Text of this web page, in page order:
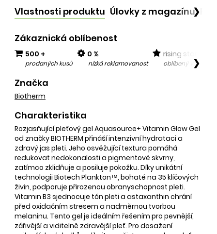
Vlastnosti produktu Úlovky z magazínu❯
Zákaznická oblíbenost
500 +
prodaných kusů
0 %
nízká reklamovanost
rising star
oblíbený v❯
Značka
Biotherm
Charakteristika
Rozjasňující pleťový gel Aquasource+ Vitamin Glow Gel
od značky BIOTHERM přináší intenzivní hydrataci a
zdravý jas pleti. Jeho osvěžující textura pomáhá
redukovat nedokonalosti a pigmentové skvrny,
zatímco zklidňuje a posiluje pokožku. Díky unikátní
technologii Biotech Plankton™, bohaté na 35 klíčových
živin, podporuje přirozenou obranyschopnost pleti.
Vitamin B3 sjednocuje tón pleti a astaxanthin chrání
před oxidačním stresem a nadměrnou tvorbou
melaninu. Tento gel je ideálním řešením pro pevnější,
zářivější a viditelně zdravější pleť. Pro dosažení